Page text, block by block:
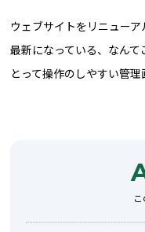
ウェブサイトをリニュー
最新になっている、なん
とって操作のしやすい管理